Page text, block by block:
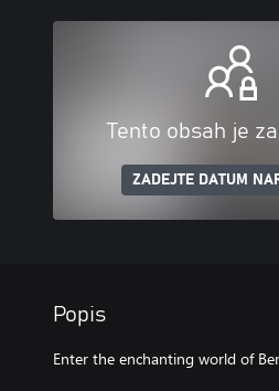
Tento obsah je
ZADEJTE DATUM
Popis
Enter the enchanting world of